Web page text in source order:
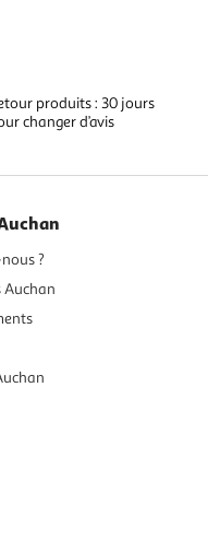
produits : 30 jours
changer d’avis
?
Auchan